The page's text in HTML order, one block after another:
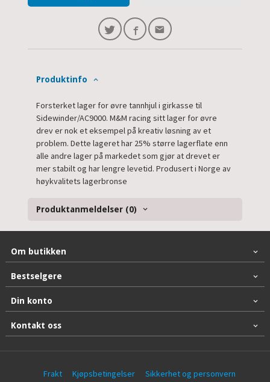
Produktinfo
Forsterket lager for øvre tannhjul i girkasse til
Sidewinder/AC9000. M&M racing sitt lager for øvre
drev er nok et eksempel på kreativ løsning av et
problem. Dette lageret har 25% større lagerflate enn
alle andre lager på markedet som gjør at drevet er
mer stabilt og har lengre levetid. Produsert i Norge av
høykvalitets lagerbronse
Produktanmeldelser (0)
Om butikken
Bestselgere
Din konto
Kontakt oss
Frakt Kjøpsbetingelser Sikkerhet og personvern